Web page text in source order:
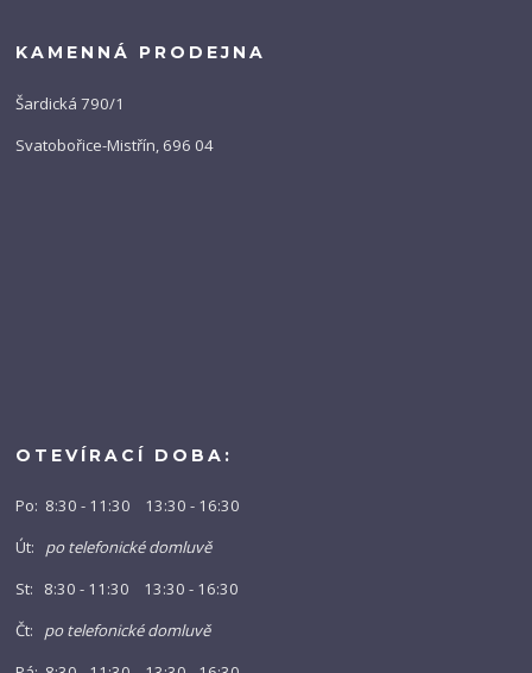
KAMENNÁ PRODEJNA
Šardická 790/1
Svatobořice-Mistřín, 696 04
OTEVÍRACÍ DOBA:
Po: 8:30 - 11:30 13:30 - 16:30
Út: po telefonické domluvě
St: 8:30 - 11:30 13:30 - 16:30
Čt: po telefonické domluvě